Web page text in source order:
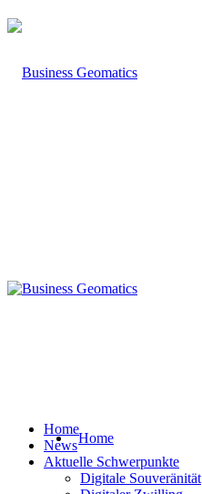
Home
Home
News
Aktuelle Schwerpunkte
Digitale Souveränität